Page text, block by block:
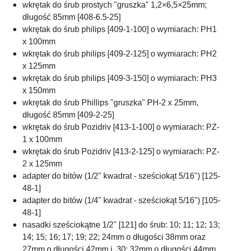
wkrętak do śrub prostych "gruszka" 1,2×6,5×25mm;
długość 85mm [408-6.5-25]
wkrętak do śrub philips [409-1-100] o wymiarach: PH1
x 100mm
wkrętak do śrub philips [409-2-125] o wymiarach: PH2
x 125mm
wkrętak do śrub philips [409-3-150] o wymiarach: PH3
x 150mm
wkrętak do śrub Phillips "gruszka" PH-2 x 25mm,
długość 85mm [409-2-25]
wkrętak do śrub Pozidriv [413-1-100] o wymiarach: PZ-
1 x 100mm
wkrętak do śrub Pozidriv [413-2-125] o wymiarach: PZ-
2 x 125mm
adapter do bitów (1/2" kwadrat - sześciokąt 5/16") [125-
48-1]
adapter do bitów (1/4" kwadrat - sześciokąt 5/16") [105-
48-1]
nasadki sześciokątne 1/2'' [121] do śrub: 10; 11; 12; 13;
14; 15; 16; 17; 19; 22; 24mm o długości 38mm oraz